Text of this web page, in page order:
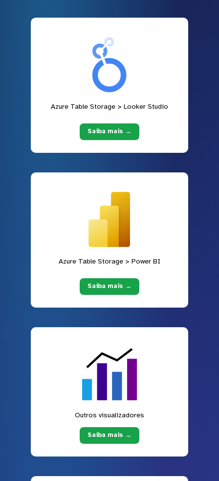
Azure Table Storage > Looker Studio
Saiba mais →
Azure Table Storage > Power BI
Saiba mais →
Outros visualizadores
Saiba mais →